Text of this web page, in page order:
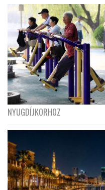
NYUGDÍJKORHOZ